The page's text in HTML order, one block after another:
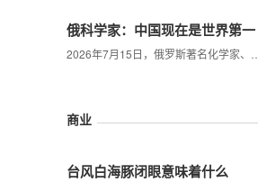
俄科学家：中国现在是世界第一
2026年7月15日，俄罗斯著名化学家、…
商业
台风白海豚闭眼意味着什么